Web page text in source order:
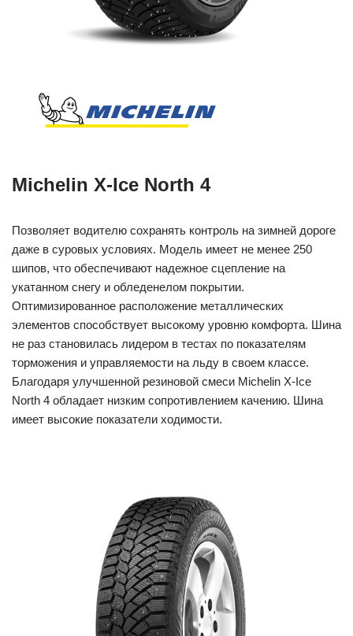
Michelin X-Ice North 4
Позволяет водителю сохранять контроль на зимней дороге
даже в суровых условиях. Модель имеет не менее 250
шипов, что обеспечивают надежное сцепление на
укатанном снегу и обледенелом покрытии.
Оптимизированное расположение металлических
элементов способствует высокому уровню комфорта. Шина
не раз становилась лидером в тестах по показателям
торможения и управляемости на льду в своем классе.
Благодаря улучшенной резиновой смеси Michelin X-Ice
North 4 обладает низким сопротивлением качению. Шина
имеет высокие показатели ходимости.